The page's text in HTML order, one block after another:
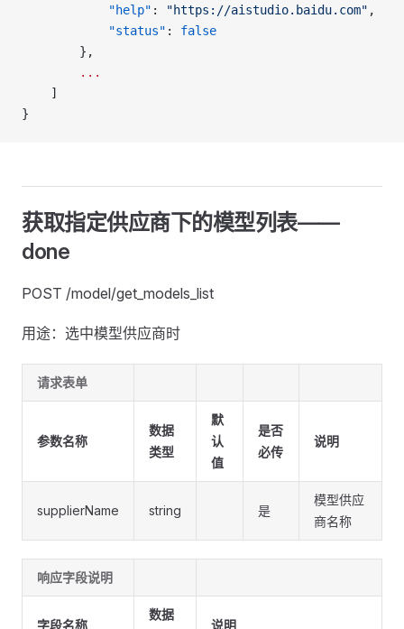
            "help"
: "https://aistudio.baidu.com" ,
            "status"
: false
        },
        ...
    ]
}
获取指定供应商下的模型列表——
done
POST /model/get_models_list
用途：选中模型供应商时
请求表单
参数名称
数据
类型
默
认
值
是否
必传
说明
supplierName string 是
模型供应
商名称
响应字段说明
字段名称
数据
说明